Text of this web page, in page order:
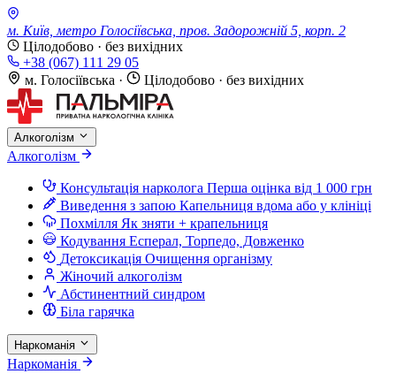
м. Київ, метро Голосіївська, пров. Задорожній 5, корп. 2
Цілодобово · без вихідних
+38 (067) 111 29 05
м. Голосіївська · Цілодобово · без вихідних
Алкоголізм
Алкоголізм
Консультація нарколога Перша оцінка від 1 000 грн
Виведення з запою Капельниця вдома або у клініці
Похмілля Як зняти + крапельниця
Кодування Есперал, Торпедо, Довженко
Детоксикація Очищення організму
Жіночий алкоголізм
Абстинентний синдром
Біла гарячка
Наркоманія
Наркоманія